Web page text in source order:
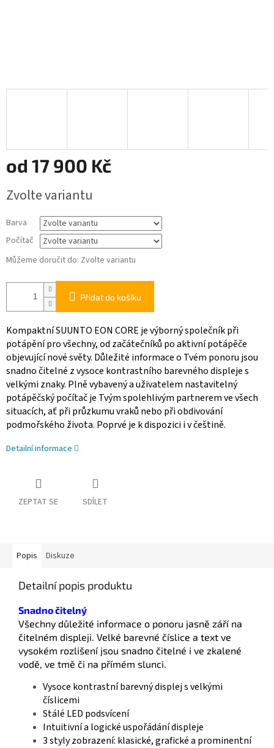
od 17 900 Kč
cena:
Zvolte variantu
Barva
Počítač
Můžeme doručit do: Zvolte variantu
Přidat do košíku
Kompaktní SUUNTO EON CORE je výborný společník při
potápění pro všechny, od začátečníků po aktivní potápěče
objevující nové světy. Důležité informace o Tvém ponoru jsou
snadno čitelné z vysoce kontrastního barevného displeje s
velkými znaky. Plně vybavený a uživatelem nastavitelný
potápěčský počítač je Tvým spolehlivým partnerem ve všech
situacích, ať při průzkumu vraků nebo při obdivování
podmořského života. Poprvé je k dispozici i v češtině.
Detailní informace
ZEPTAT SE SDÍLET
Popis Diskuze
Detailní popis produktu
Snadno čitelný
Všechny důležité informace o ponoru jasně září na
čitelném displeji. Velké barevné číslice a text ve
vysokém rozlišení jsou snadno čitelné i ve zkalené
vodě, ve tmě či na přímém slunci.
Vysoce kontrastní barevný displej s velkými
číslicemi
Stálé LED podsvícení
Intuitivní a logické uspořádání displeje
3 styly zobrazení: klasické, grafické a prominentní